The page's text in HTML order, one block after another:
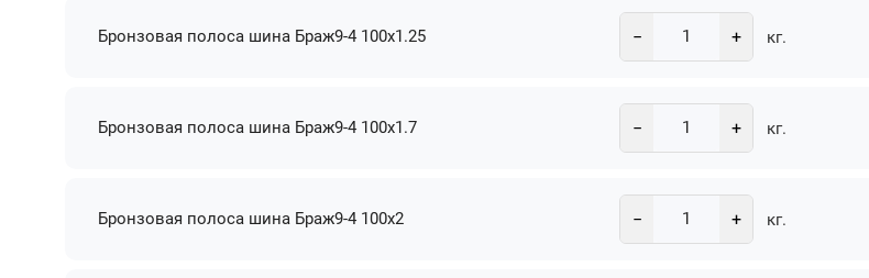
Бронзовая полоса шина Браж9-4 100х1.25 − + кг.
Бронзовая полоса шина Браж9-4 100х1.7 − + кг.
Бронзовая полоса шина Браж9-4 100х2 − + кг.